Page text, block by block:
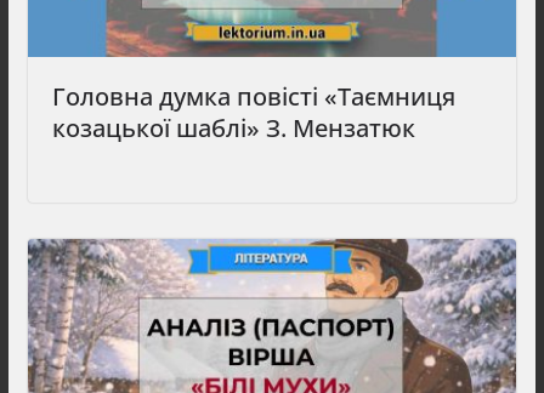
Головна думка повісті «Таємниця
козацької шаблі» З. Мензатюк